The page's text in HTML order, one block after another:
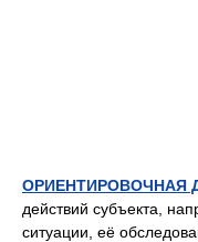
ОРИЕНТИРОВОЧНАЯ
действий субъекта,
ситуации, её